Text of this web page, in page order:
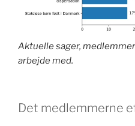
Aktuelle sager,
arbejde med.
Det medlemmerne